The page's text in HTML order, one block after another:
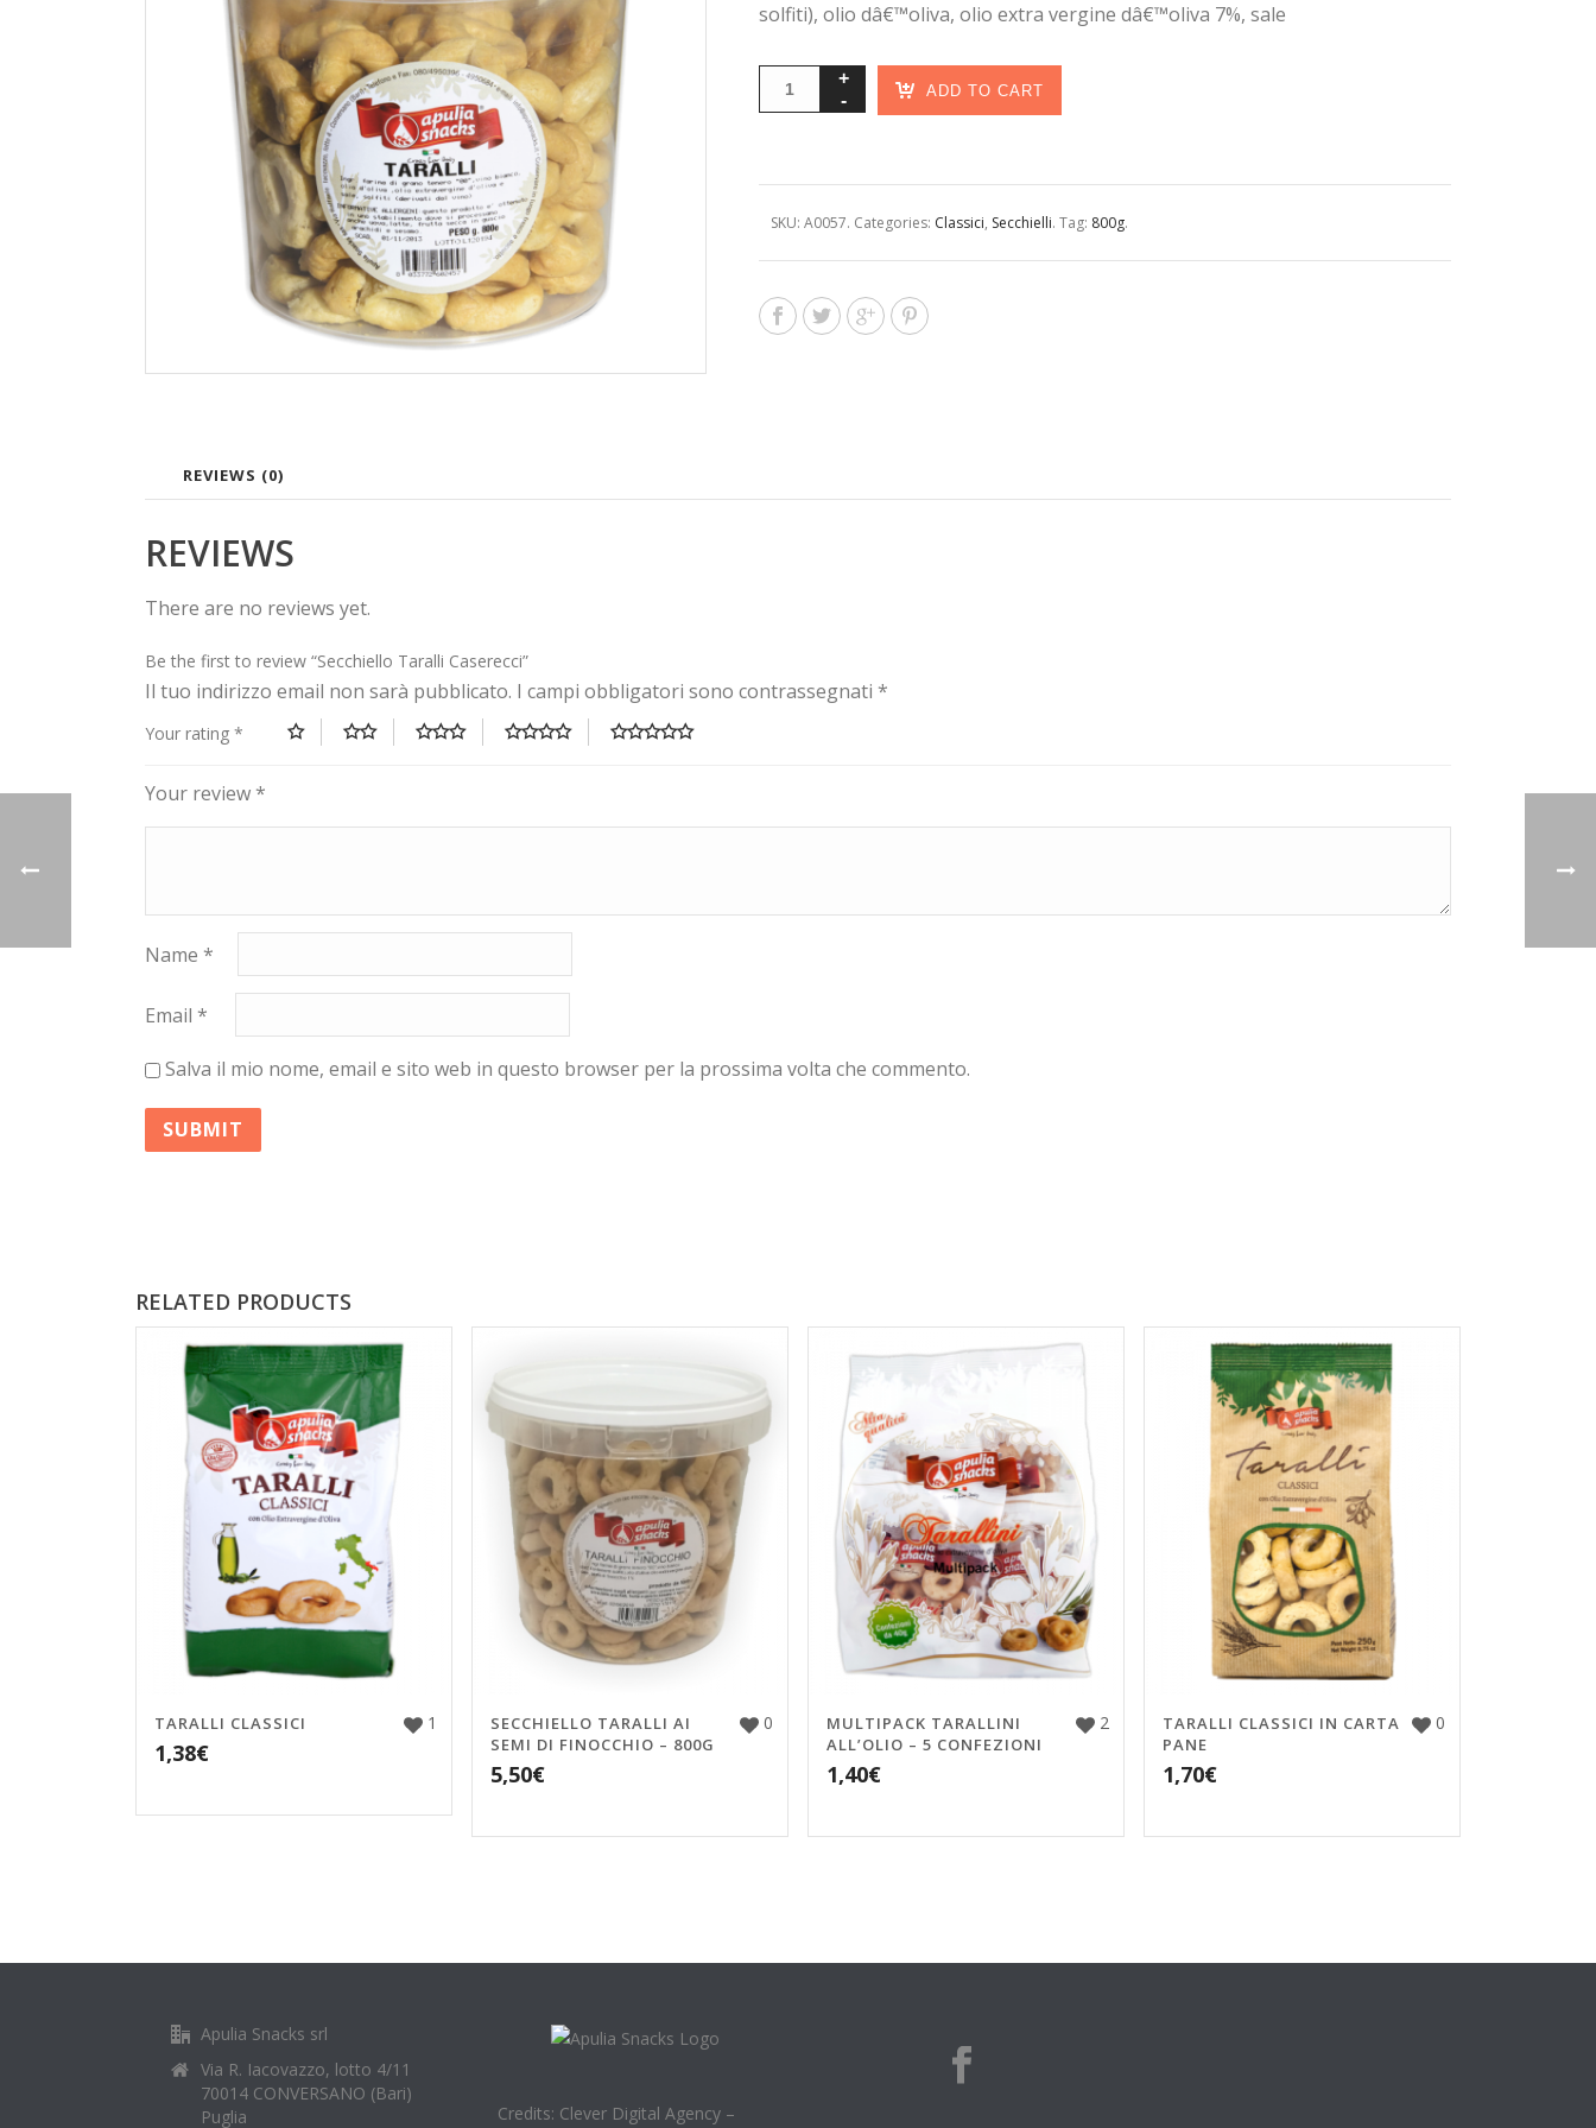
solfiti), olio dâ€™oliva, olio extra vergine dâ€™oliva 7%, sale
ADD TO CART
SKU: A0057. Categories: Classici, Secchielli. Tag: 800g.
REVIEWS (0)
REVIEWS
There are no reviews yet.
Be the first to review “Secchiello Taralli Caserecci”
Il tuo indirizzo email non sarà pubblicato. I campi obbligatori sono contrassegnati *
Your rating *
Your review*
Name *
Email *
Salva il mio nome, email e sito web in questo browser per la prossima volta che commento.
RELATED PRODUCTS
1
TARALLI CLASSICI
1,38€
0
SECCHIELLO TARALLI AI
SEMI DI FINOCCHIO – 800G
5,50€
2
MULTIPACK TARALLINI
ALL’OLIO – 5 CONFEZIONI
1,40€
0
TARALLI CLASSICI IN CARTA
PANE
1,70€
Apulia Snacks srl
Via R. Iacovazzo, lotto 4/11
70014 CONVERSANO (Bari)
Puglia
Credits: Clever Digital Agency –